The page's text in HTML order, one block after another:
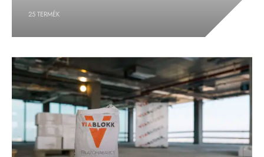
25TERMÉK